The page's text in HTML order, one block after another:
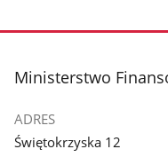
zdjęcie
galerii.
stopka
Ministerstwo
ADRES
Świętokrzyska 12